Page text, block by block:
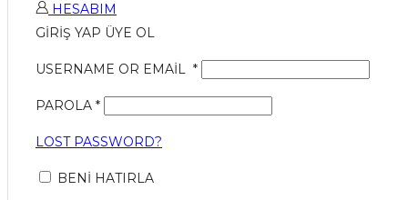
HESABIM
GIRIŞ YAP ÜYE OL
USERNAME OR EMAIL *
PAROLA *
LOST PASSWORD?
BENI HATIRLA